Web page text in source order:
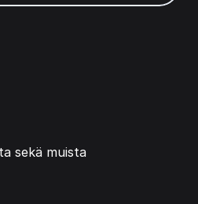
sekä muista